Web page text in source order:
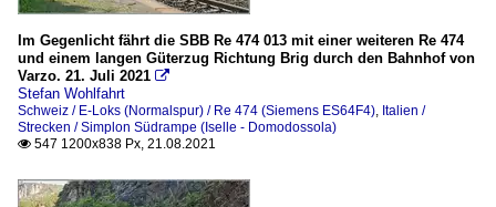
Im Gegenlicht fährt die SBB Re 474 013 mit einer weiteren Re 474
und einem langen Güterzug Richtung Brig durch den Bahnhof von
Varzo. 21. Juli 2021 
Stefan Wohlfahrt
Schweiz / E-Loks (Normalspur) / Re 474 (Siemens ES64F4) Italien /
Strecken / Simplon Südrampe (Iselle - Domodossola)
 547 1200x838 Px, 21.08.2021